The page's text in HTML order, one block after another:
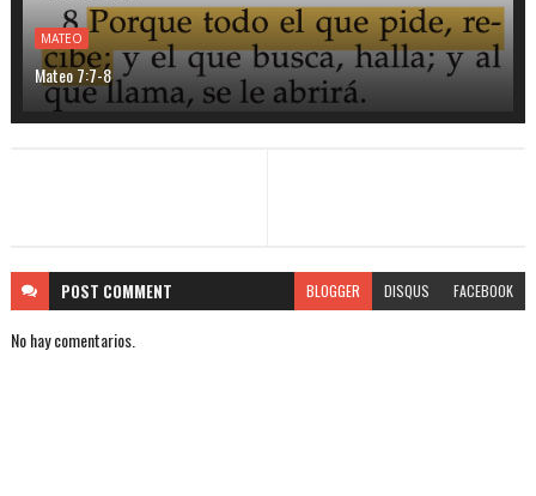
MATEO
Mateo 7:7-8
POST COMMENT BLOGGER DISQUS FACEBOOK
No hay comentarios.